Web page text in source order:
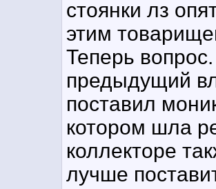
стоянки лз
этим
Теперь
предыдущий
поставил
котором шла
коллекторе
лучше